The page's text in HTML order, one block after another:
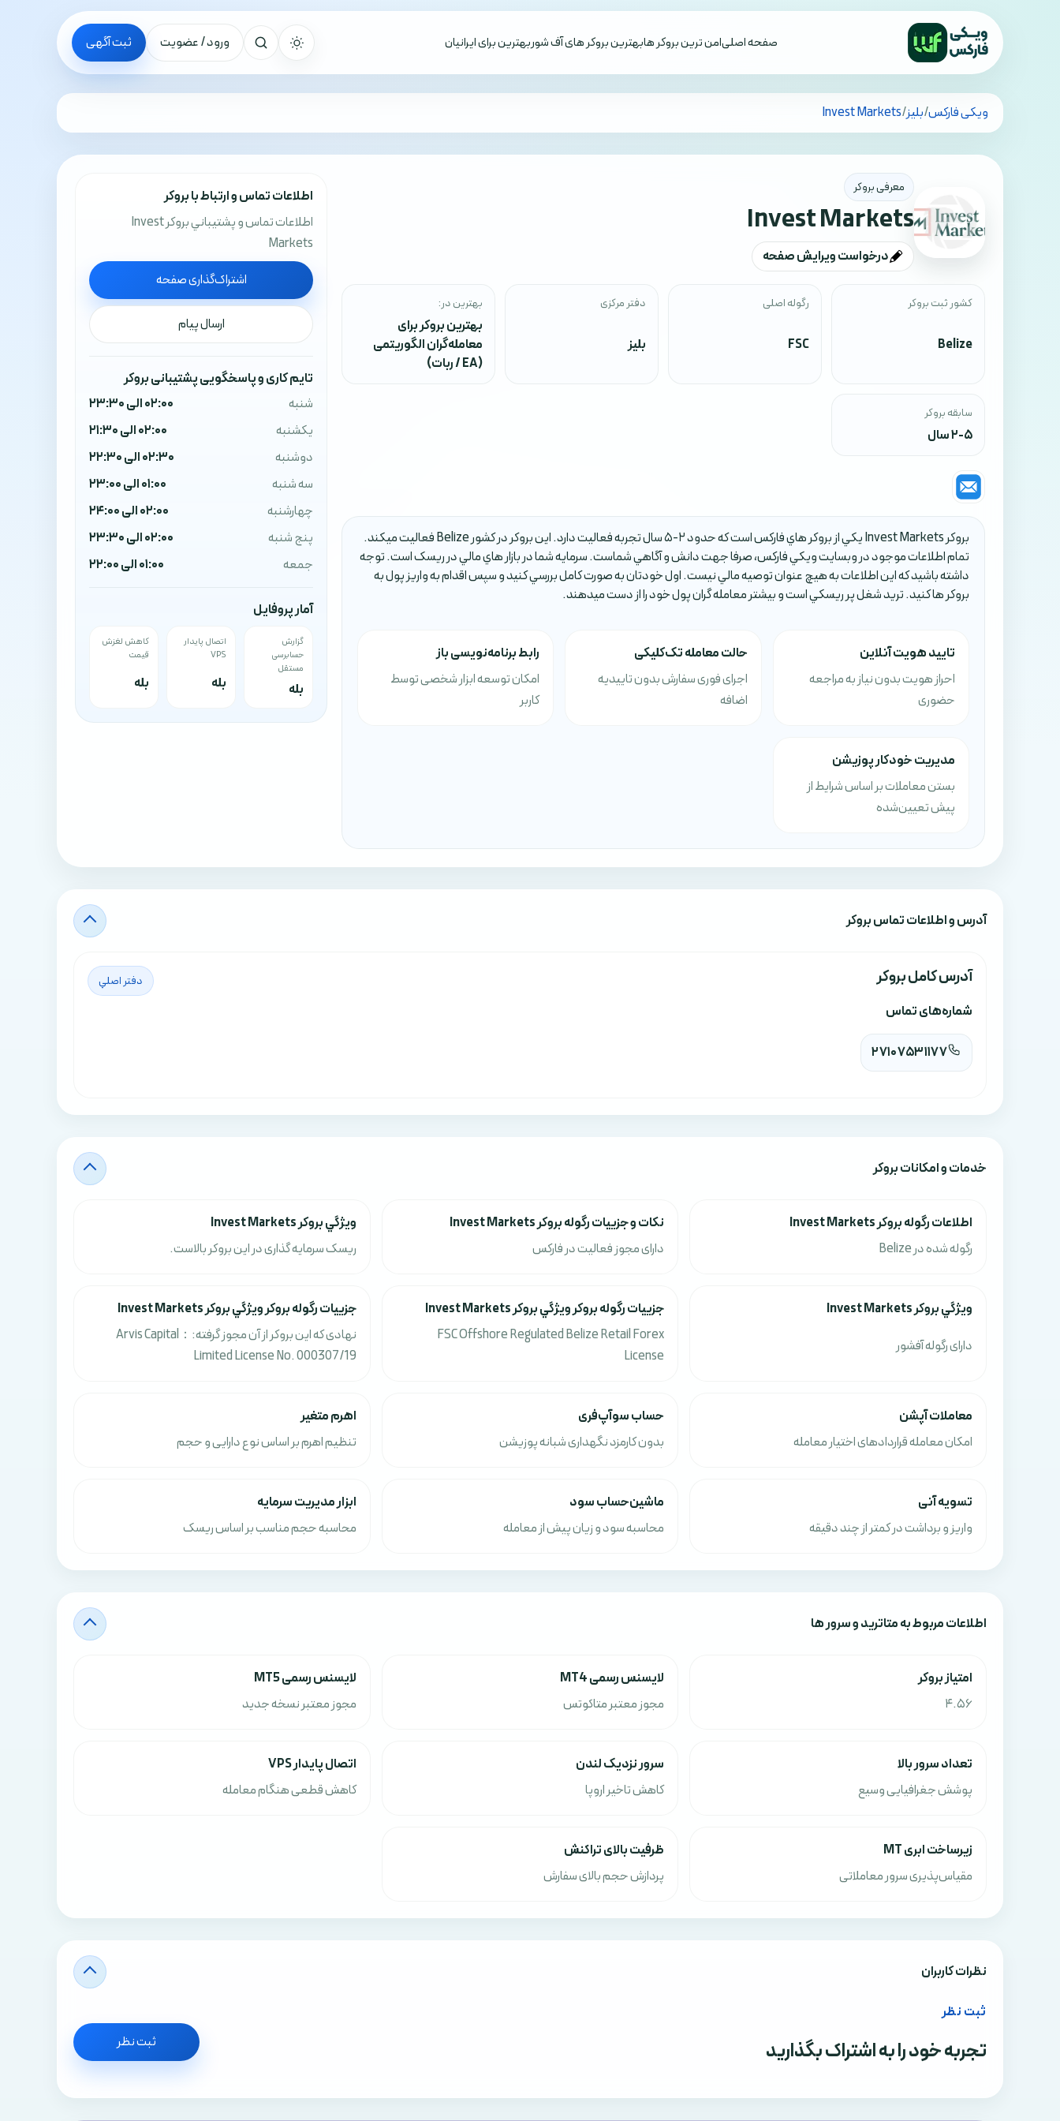
صفحه اصلیامن ترین بروکر هابهترین بروکر های آف شوربهترین برای ایرانیان ورود / عضویت ثبت آگهی
تمام کشورهاویکی فارکس/بلیز/
Invest Markets
معرفی بروکر
Invest Markets
درخواست ویرایش صفحه
کشور ثبت بروکر
Belize
رگوله اصلی
FSC
دفتر مرکزی
بلیز
بهترین در:
بهترین بروکر برای
معامله‌گران الگوریتمی
(EA / ربات)
سابقه بروکر
2-5 سال
بروکر Invest Markets يکي از بروکر هاي فارکس است که حدود 2-5 سال تجربه فعاليت دارد. اين بروکر در کشور Belize فعاليت ميکند.
تمام اطلاعات موجود در وبسايت ويکي فارکس، صرفا جهت دانش و آگاهي شماست. سرمايه شما در بازار هاي مالي در ريسک است. توجه
داشته باشيد که اين اطلاعات به هيچ عنوان توصيه مالي نيست. اول خودتان به صورت کامل بررسي کنيد و سپس اقدام به واريز پول به
بروکر ها کنيد. تريد شغل پر ريسکي است و بيشتر معامله گران پول خود را از دست ميدهند.
تایید هویت آنلاین
احراز هویت بدون نیاز به مراجعه
حضوری
حالت معامله تک‌کلیکی
اجرای فوری سفارش بدون تاییدیه
اضافه
رابط برنامه‌نویسی باز
امکان توسعه ابزار شخصی توسط
کاربر
مدیریت خودکار پوزیشن
بستن معاملات بر اساس شرایط از
پیش تعیین‌شده
اطلاعات تماس و ارتباط با بروکر
اطلاعات تماس و پشتيباني بروکر Invest
Markets
اشتراک‌گذاری صفحه
ارسال پیام
تایم کاری و پاسخگویی پشتیبانی بروکر
شنبه
02:00 الی 23:30
یکشنبه
02:00 الی 21:30
دوشنبه
02:30 الی 22:30
سه شنبه
01:00 الی 23:00
چهارشنبه
02:00 الی 24:00
پنج شنبه
02:00 الی 23:30
جمعه
01:00 الی 22:00
آمار پروفایل
گزارش
حسابرسی
مستقل
بله
اتصال پایدار
VPS
بله
کاهش لغزش
قیمت
بله
آدرس‌ و اطلاعات تماس بروکر
آدرس کامل بروکر دفتر اصلي
شماره‌های تماس
27107531177
خدمات و امکانات بروکر
اطلاعات رگوله بروکر Invest Markets
رگوله شده در Belize
نکات و جزييات رگوله بروکر Invest Markets
دارای مجوز فعالیت در فارکس
ويژگي بروکر Invest Markets
ریسک سرمایه گذاری در این بروکر بالاست.
ويژگي بروکر Invest Markets
دارای رگوله آفشور
جزييات رگوله بروکر ويژگي بروکر Invest Markets
FSC Offshore Regulated Belize Retail Forex
License
جزييات رگوله بروکر ويژگي بروکر Invest Markets
نهادی که این بروکر از آن مجوز گرفته:：Arvis Capital
Limited License No. 000307/19
معاملات آپشن
امکان معامله قراردادهای اختیار معامله
حساب سوآپ‌فری
بدون کارمزد نگهداری شبانه پوزیشن
اهرم متغیر
تنظیم اهرم بر اساس نوع دارایی و حجم
تسویه آنی
واریز و برداشت در کمتر از چند دقیقه
ماشین‌حساب سود
محاسبه سود و زیان پیش از معامله
ابزار مدیریت سرمایه
محاسبه حجم مناسب بر اساس ریسک
اطلاعات مربوط به متاترید و سرور ها
امتياز بروکر
4.56
لایسنس رسمی MT4
مجوز معتبر متاکوتس
لایسنس رسمی MT5
مجوز معتبر نسخه جدید
تعداد سرور بالا
پوشش جغرافیایی وسیع
سرور نزدیک لندن
کاهش تاخیر اروپا
اتصال پایدار VPS
کاهش قطعی هنگام معامله
زیرساخت ابری MT
مقیاس‌پذیری سرور معاملاتی
ظرفیت بالای تراکنش
پردازش حجم بالای سفارش
نظرات کاربران
ثبت نظر
تجربه خود را به اشتراک بگذارید ثبت نظر